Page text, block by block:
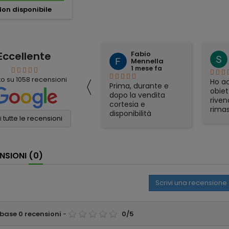
disponibile
su1058 recensioni
tutte le recensioni
〈
mauro simeoli
1 mese fa
Ho acquistato per
corrispondenza un
binocolo Nikon. Il
prezzo era il più
conveniente online
perfetto
Fabio
Mennella
1 mese fa
Prima, durante e
dopo la vendita
cortesia e
disponibilità
Ho
(0)
Scrivi una recensione
0 recensioni - 0/5